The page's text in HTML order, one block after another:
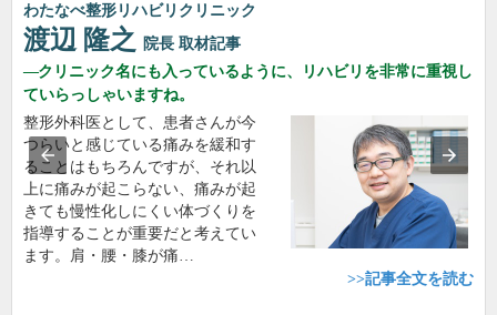
わたなべ整形リハビリクリニック
渡辺 隆之 院長 取材記事
クリニック名にも入っているように、リハビリを非常に重視し
ていらっしゃいますね。
整形外科医として、患者さんが今
つらいと感じている痛みを緩和す
ることはもちろんですが、それ以
上に痛みが起こらない、痛みが起
きても慢性化しにくい体づくりを
指導することが重要だと考えてい
ます。肩・腰・膝が痛…
>>記事全文を読む